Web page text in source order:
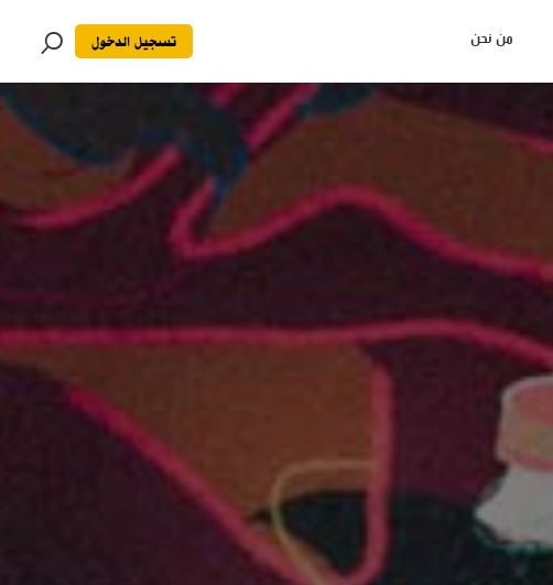
من نحن تسجيل الدخول